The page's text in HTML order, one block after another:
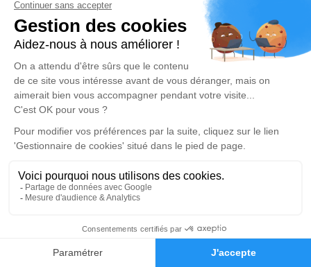
Faire-part Hommages
ou des textes. Cet endroit est un lieu d'expression dédié à
honorer la mémoire de Raymonde RAVELET.
Je rends hommage
Cérémonie religieuse
samedi 27 février 2021 à 14h30
Église de Serqueux
Déroulé des obsèques